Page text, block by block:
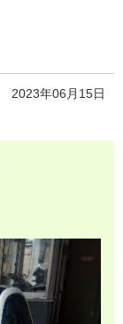
2023年06月15日